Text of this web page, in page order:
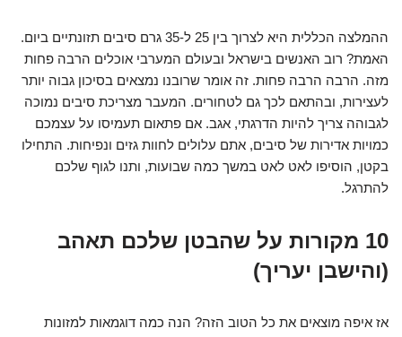
ההמלצה הכללית היא לצרוך בין 25 ל-35 גרם סיבים תזונתיים ביום.
האמת? רוב האנשים בישראל ובעולם המערבי אוכלים הרבה פחות
מזה. הרבה הרבה פחות. זה אומר שרובנו נמצאים בסיכון גבוה יותר
לעצירות, ובהתאם לכך גם לטחורים. המעבר מצריכת סיבים נמוכה
לגבוהה צריך להיות הדרגתי, אגב. אם פתאום תעמיסו על עצמכם
כמויות אדירות של סיבים, אתם עלולים לחוות גזים ונפיחות. התחילו
בקטן, הוסיפו לאט לאט במשך כמה שבועות, ותנו לגוף שלכם
להתרגל.
10 מקורות על שהבטן שלכם תאהב
(והישבן יעריך)
אז איפה מוצאים את כל הטוב הזה? הנה כמה דוגמאות למזונות